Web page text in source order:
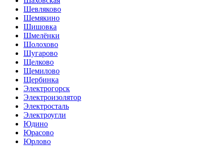
Шевляково
Шемякино
Шишовка
Шмелёнки
Шолохово
Шугарово
Щелково
Щемилово
Щербинка
Электрогорск
Электроизолятор
Электросталь
Электроугли
Юдино
Юрасово
Юрлово